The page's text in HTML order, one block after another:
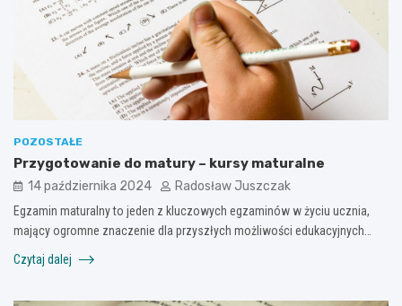
POZOSTAŁE
Przygotowanie do matury – kursy maturalne
14 października 2024 Radosław Juszczak
Egzamin maturalny to jeden z kluczowych egzaminów w życiu ucznia,
mający ogromne znaczenie dla przyszłych możliwości edukacyjnych…
Czytaj dalej